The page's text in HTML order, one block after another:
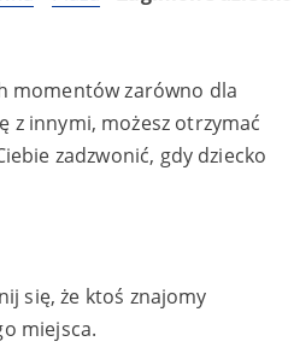
momentów zarówno dla
z innymi, możesz otrzymać
zadzwonić, gdy dziecko
się, że ktoś znajomy
miejsca.